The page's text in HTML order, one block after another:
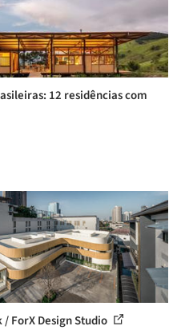
12 residências com
/ ForX Design Studio